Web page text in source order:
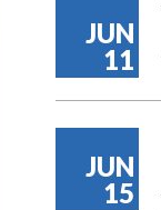
JUN
11
JUN
15